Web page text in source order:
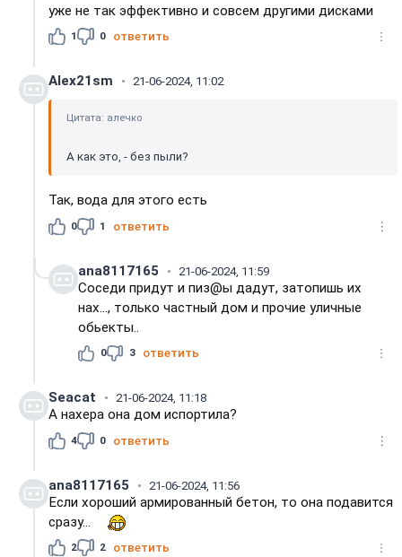
уже не так эффективно и совсем другими дисками
1 0 ответить
Alex21sm 21-06-2024, 11:02
Цитата: алечко
А как это, - без пыли?
Так, вода для этого есть
0 1 ответить
ana8117165 21-06-2024, 11:59
Соседи придут и пиз@ы дадут, затопишь их
нах..., только частный дом и прочие уличные
обьекты..
0 3 ответить
Seacat 21-06-2024, 11:18
А нахера она дом испортила?
4 0 ответить
ana8117165 21-06-2024, 11:56
Если хороший армированный бетон, то она подавится
сразу...
2 2 ответить